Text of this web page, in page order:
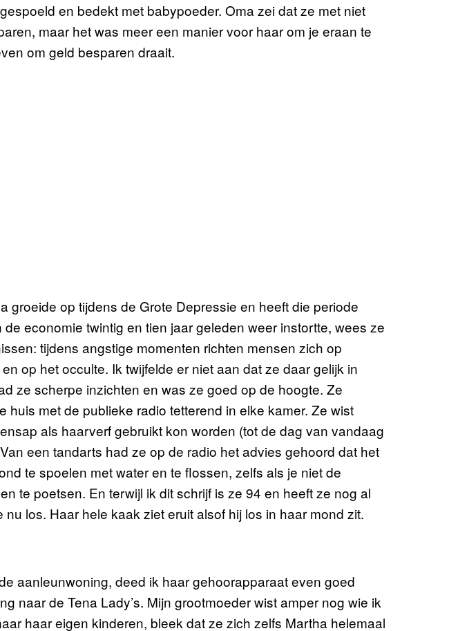
en bedekt met babypoeder. Oma zei dat ze met niet
maar het was meer een manier voor haar om je eraan te
om geld besparen draait.
groeide op tijdens de Grote Depressie en heeft die periode
economie twintig en tien jaar geleden weer instortte, wees ze
tijdens angstige momenten richten mensen zich op
op het occulte. Ik twijfelde er niet aan dat ze daar gelijk in
ze scherpe inzichten en was ze goed op de hoogte. Ze
huis met de publieke radio tetterend in elke kamer. Ze wist
als haarverf gebruikt kon worden (tot de dag van vandaag
een tandarts had ze op de radio het advies gehoord dat het
te spoelen met water en te flossen, zelfs als je niet de
te poetsen. En terwijl ik dit schrijf is ze 94 en heeft ze nog al
los. Haar hele kaak ziet eruit alsof hij los in haar mond zit.
aanleunwoning, deed ik haar gehoorapparaat even goed
naar de Tena Lady’s. Mijn grootmoeder wist amper nog wie ik
haar eigen kinderen, bleek dat ze zich zelfs Martha helemaal